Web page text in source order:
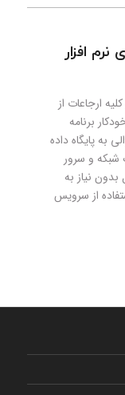
افزار
ارجاعات از
برنامه
به پایگاه داده
شبكه و سرور
بدون نیاز به
از سرویس